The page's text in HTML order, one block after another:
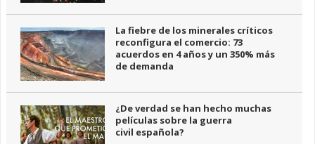
La fiebre de los minerales críticos
reconfigura el comercio: 73
acuerdos en 4 años y un 350% más
de demanda
¿De verdad se han hecho muchas
películas sobre la guerra
civil española?